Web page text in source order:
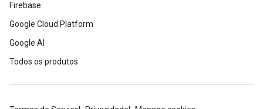
Firebase
Google Cloud Platform
Google AI
Todos os produtos